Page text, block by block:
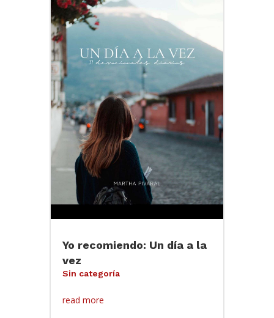
Yo recomiendo: Un día a la
vez
Sin categoría
read more